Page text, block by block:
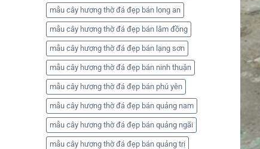
mẫu cây hương thờ đá đẹp bán long an
mẫu cây hương thờ đá đẹp bán lâm đồng
mẫu cây hương thờ đá đẹp bán lạng sơn
mẫu cây hương thờ đá đẹp bán ninh thuận
mẫu cây hương thờ đá đẹp bán phú yên
mẫu cây hương thờ đá đẹp bán quảng nam
mẫu cây hương thờ đá đẹp bán quảng ngãi
mẫu cây hương thờ đá đẹp bán quảng trị